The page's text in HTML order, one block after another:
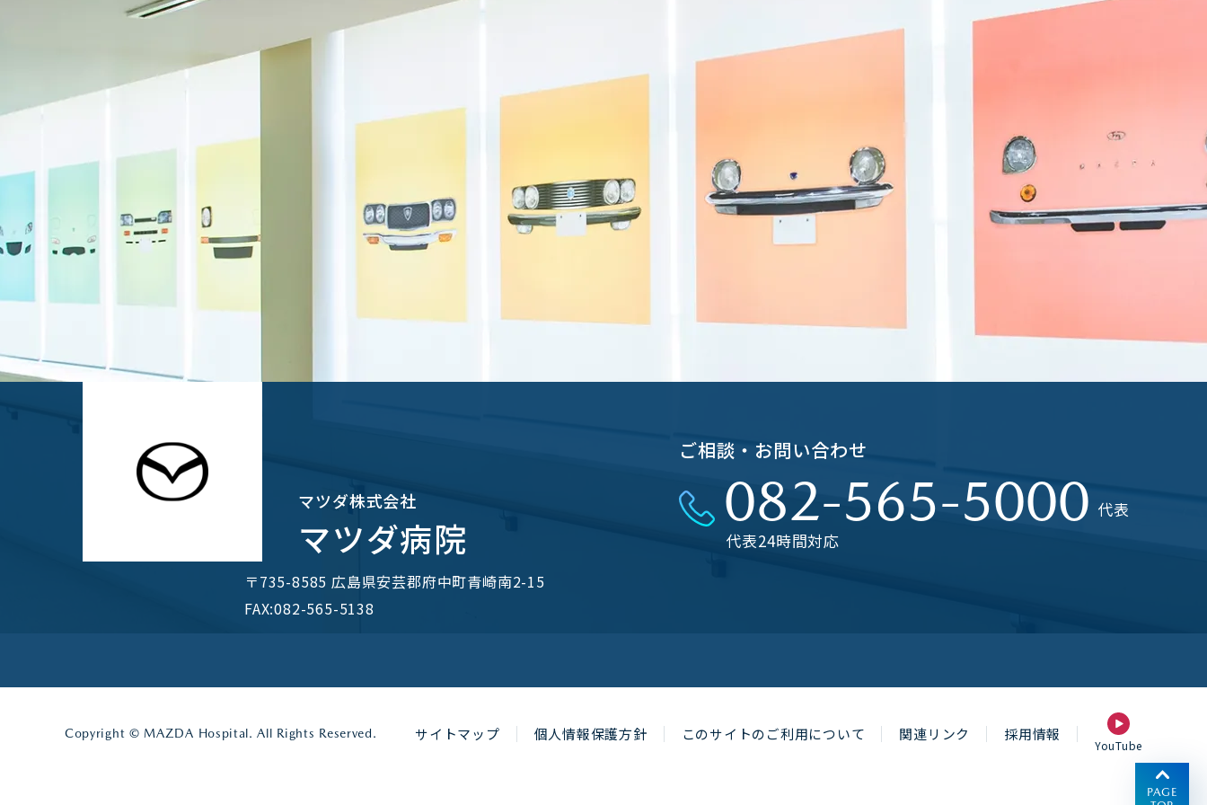
マツダ株式会社
マツダ病院
〒735-8585 広島県安芸郡府中町⻘崎南2-15
FAX:082-565-5138
ご相談・お問い合わせ
082-565-5000 代表
代表24時間対応
サイトマップ 個人情報保護方針 このサイトのご利用について 関連リンク 採用情報
YouTube
Copyright © MAZDA Hospital. All Rights Reserved.
PAGE